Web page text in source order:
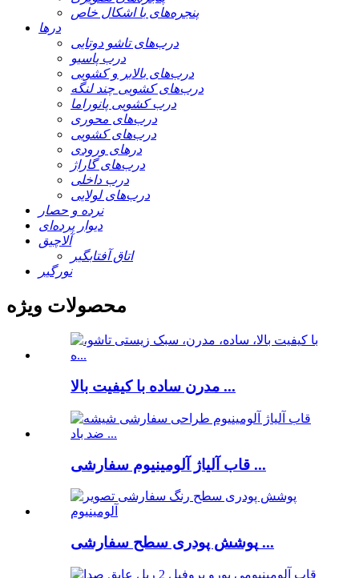
پنجره‌های با اشکال خاص
درها
درب‌های تاشو دوتایی
درب پاسیو
درب‌های بالابر و کشویی
درب‌های کشویی چند لنگه
درب کشویی پانوراما
درب‌های محوری
درب‌های کشویی
درهای ورودی
درب‌های گاراژ
درب داخلی
درب‌های لولایی
نرده و حصار
دیوار پرده‌ای
آلاچیق
اتاق آفتابگیر
نورگیر
محصولات ویژه
مدرن ساده با کیفیت بالا ...
قاب آلیاژ آلومینیوم سفارشی ...
پوشش پودری سطح سفارشی ...